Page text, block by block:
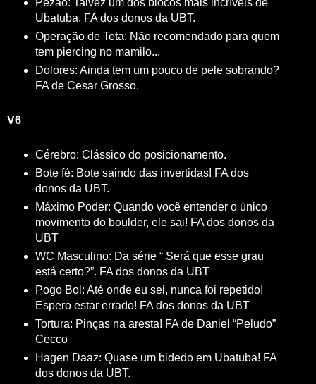
Pézão: Talvez um dos blocos mais incríveis de
Ubatuba. FA dos donos da UBT.
Operação de Teta: Não recomendado para quem
tem piercing no mamilo...
Dolores: Ainda tem um pouco de pele sobrando?
FA de Cesar Grosso.
V6
Cérebro: Clássico do posicionamento.
Bote fé: Bote saindo das invertidas! FA dos
donos da UBT.
Máximo Poder: Quando você entender o único
movimento do boulder, ele sai! FA dos donos da
UBT
WC Masculino: Da série “ Será que esse grau
está certo?”. FA dos donos da UBT
Pogo Bol: Até onde eu sei, nunca foi repetido!
Espero estar errado! FA dos donos da UBT
Tortura: Pinças na aresta! FA de Daniel “Peludo”
Cecco
Hagen Daaz: Quase um bidedo em Ubatuba! FA
dos donos da UBT.